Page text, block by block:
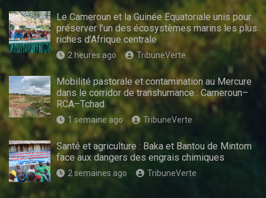
Le Cameroun et la Guinée Equatoriale unis pour
préserver l’un des écosystèmes marins les plus
riches d’Afrique centrale
2 heures ago TribuneVerte
Mobilité pastorale et contamination au Mercure
dans le corridor de transhumance : Cameroun–
RCA–Tchad
1 semaine ago TribuneVerte
Santé et agriculture : Baka et Bantou de Mintom
face aux dangers des engrais chimiques
2 semaines ago TribuneVerte